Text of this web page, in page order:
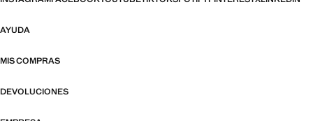
AYUDA
MIS COMPRAS
DEVOLUCIONES